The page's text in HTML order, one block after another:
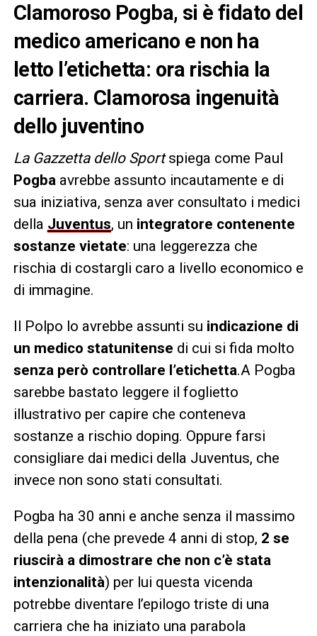
Clamoroso Pogba, si è fidato del
medico americano e non ha
letto l’etichetta: ora rischia la
carriera. Clamorosa ingenuità
dello juventino
La Gazzetta dello Sportspiega come Paul
Pogbaavrebbe assunto incautamente e di
sua iniziativa, senza aver consultato i medici
della Juventus, un integratore contenente
sostanze vietate: una leggerezza che
rischia di costargli caro a livello economico e
di immagine.
Il Polpo lo avrebbe assunti su indicazione di
un medico statunitense di cui si fida molto
senza però controllare l’etichetta.A Pogba
sarebbe bastato leggere il foglietto
illustrativo per capire che conteneva
sostanze a rischio doping. Oppure farsi
consigliare dai medici della Juventus, che
invece non sono stati consultati.
Pogba ha 30 anni e anche senza il massimo
della pena (che prevede 4 anni di stop, 2 se
riuscirà a dimostrare che non c’è stata
intenzionalità) per lui questa vicenda
potrebbe diventare l’epilogo triste di una
carriera che ha iniziato una parabola